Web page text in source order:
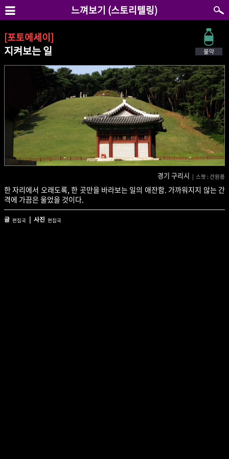
느껴보기 (스토리텔링)
[포토에세이]
지켜보는 일
경기 구리시 | 스팟 : 건원릉
한 자리에서 오래도록, 한 곳만을 바라보는 일의 애잔함. 가까워지지 않는 간
격에 가끔은 울었을 것이다.
글 편집국 | 사진 편집국